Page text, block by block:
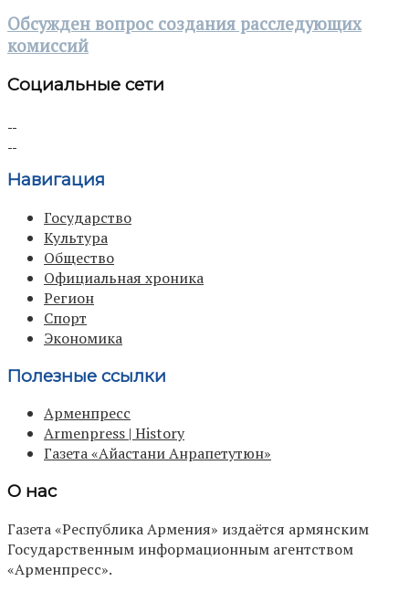
Обсужден вопрос создания расследующих
комиссий
Социальные сети
Навигация
Государство
Культура
Общество
Официальная хроника
Регион
Спорт
Экономика
Полезные ссылки
Арменпресс
Armenpress | History
Газета «Айастани Анрапетутюн»
О нас
Газета «Республика Армения» издаётся армянским
Государственным информационным агентством
«Арменпресс».